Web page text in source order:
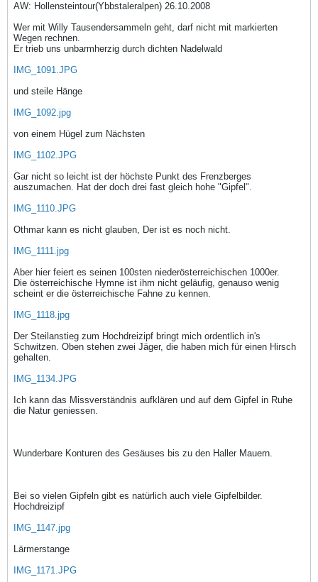
AW: Hollensteintour(Ybbstaleralpen) 26.10.2008
Wer mit Willy Tausendersammeln geht, darf nicht mit markierten
Wegen rechnen.
Er trieb uns unbarmherzig durch dichten Nadelwald
IMG_1091.JPG
und steile Hänge
IMG_1092.jpg
von einem Hügel zum Nächsten
IMG_1102.JPG
Gar nicht so leicht ist der höchste Punkt des Frenzberges
auszumachen. Hat der doch drei fast gleich hohe "Gipfel".
IMG_1110.JPG
Othmar kann es nicht glauben, Der ist es noch nicht.
IMG_1111.jpg
Aber hier feiert es seinen 100sten niederösterreichischen 1000er.
Die österreichische Hymne ist ihm nicht geläufig, genauso wenig
scheint er die österreichische Fahne zu kennen.
IMG_1118.jpg
Der Steilanstieg zum Hochdreizipf bringt mich ordentlich in's
Schwitzen. Oben stehen zwei Jäger, die haben mich für einen Hirsch
gehalten.
IMG_1134.JPG
Ich kann das Missverständnis aufklären und auf dem Gipfel in Ruhe
die Natur geniessen.
Wunderbare Konturen des Gesäuses bis zu den Haller Mauern.
Bei so vielen Gipfeln gibt es natürlich auch viele Gipfelbilder.
Hochdreizipf
IMG_1147.jpg
Lärmerstange
IMG_1171.JPG